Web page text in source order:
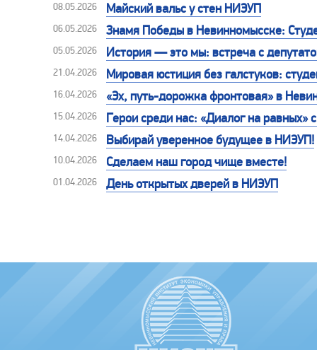
08.05.2026 Майский вальс у стен НИЭУП
06.05.2026 Знамя Победы в Невинномысске:
05.05.2026 История — это мы: встреча с
21.04.2026 Мировая юстиция без галстуков:
16.04.2026 «Эх, путь-дорожка фронтовая» в
15.04.2026 Герои среди нас: «Диалог на
14.04.2026 Выбирай уверенное будущее в НИЭУП!
10.04.2026 Сделаем наш город чище вместе!
01.04.2026 День открытых дверей в НИЭУП